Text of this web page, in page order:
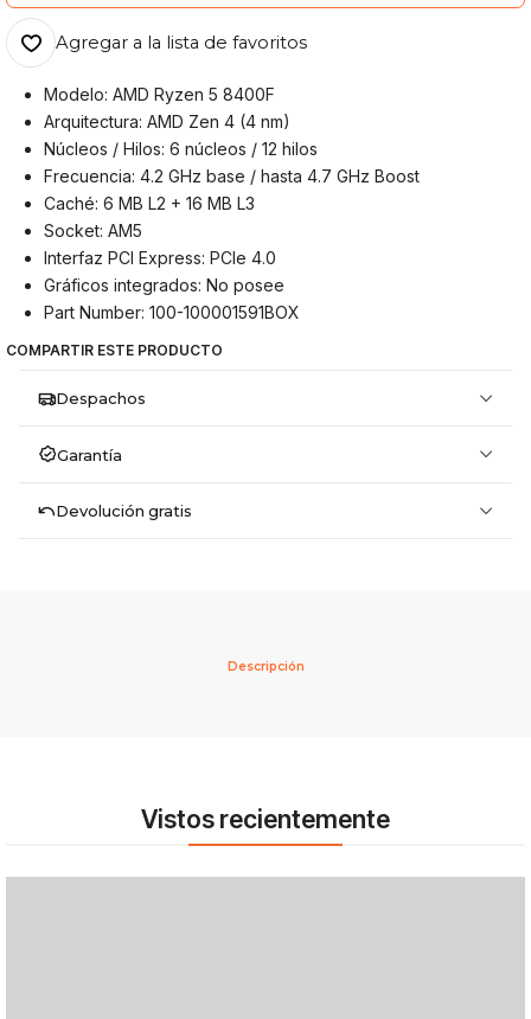
Agregar a la lista de favoritos
Modelo: AMD Ryzen 5 8400F
Arquitectura: AMD Zen 4 (4 nm)
Núcleos / Hilos: 6 núcleos / 12 hilos
Frecuencia: 4.2 GHz base / hasta 4.7 GHz Boost
Caché: 6 MB L2 + 16 MB L3
Socket: AM5
Interfaz PCI Express: PCIe 4.0
Gráficos integrados: No posee
Part Number: 100-100001591BOX
COMPARTIR ESTE PRODUCTO
Despachos
Garantía
Devolución gratis
Descripción
Vistos recientemente